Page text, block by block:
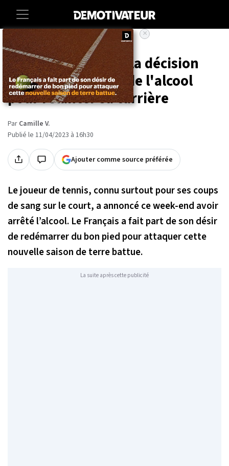
Accueil Sport
Benoît Paire a pris la décision
d'arrêter de boire de l'alcool
pour relancer sa carrière
Par Camille V.
Publié le 11/04/2023 à 16h30
Ajouter comme source préférée
×
Le joueur de tennis, connu surtout pour ses coups
de sang sur le court, a annoncé ce week-end avoir
arrêté l’alcool. Le Français a fait part de son désir
de redémarrer du bon pied pour attaquer cette
nouvelle saison de terre battue.
La suite après cette publicité